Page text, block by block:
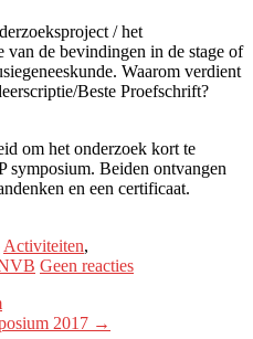
/ het
van de bevindingen in de stage of
Waarom verdient
Beste Proefschrift?
om het onderzoek kort te
symposium. Beiden ontvangen
en een certificaat.
Activiteiten,
Geen reacties
2017 →